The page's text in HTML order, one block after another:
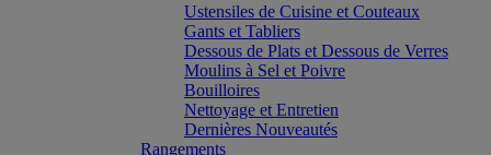
Ustensiles de Cuisine et Couteaux
Gants et Tabliers
Dessous de Plats et Dessous de Verres
Moulins à Sel et Poivre
Bouilloires
Nettoyage et Entretien
Dernières Nouveautés
Rangements